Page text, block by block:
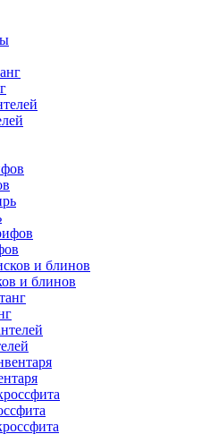
и блинов